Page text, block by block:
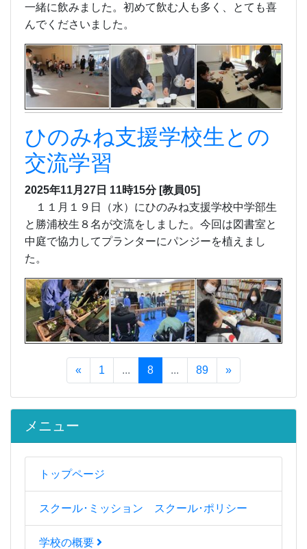
メニュー
トップページ
スクール･ミッション スクール･ポリシー
学校の概要
一緒に飲みました。初めて飲む人も多く、とても喜
んでくださいました。
ひのみね支援学校生との
交流学習
2025年11月27日 11時15分 [教員05]
１１月１９日（水）にひのみね支援学校中学部生
と勝浦校生８名が交流をしました。今回は図書室と
中庭で協力してプランターにパンジーを植えまし
た。
« 1 ... 8 ... 89 »